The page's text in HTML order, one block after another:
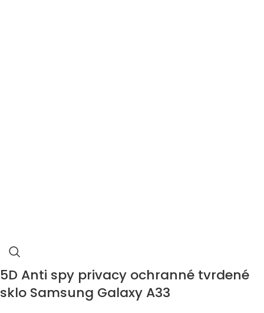
5D Anti spy privacy ochranné tvrdené
sklo Samsung Galaxy A33